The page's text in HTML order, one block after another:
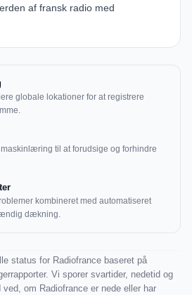
af fransk radio med
globale lokationer for at registrere
til at forudsige og forhindre
kombineret med automatiseret
dækning.
status for Radiofrance baseret på
Vi sporer svartider, nedetid og
om Radiofrance er nede eller har